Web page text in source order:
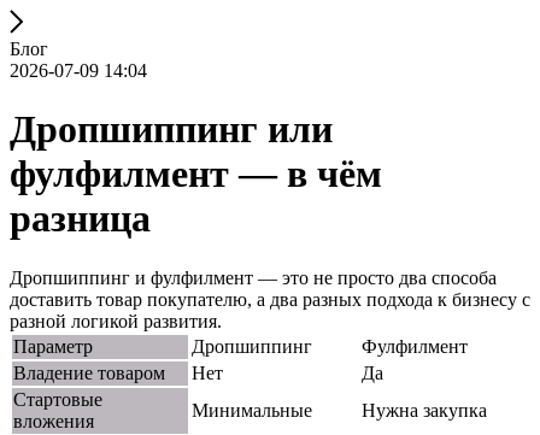
Блог
2026-07-09 14:04
Дропшиппинг или
фулфилмент — в чём
разница
Дропшиппинг и фулфилмент — это не просто два способа
доставить товар покупателю, а два разных подхода к бизнесу с
разной логикой развития.
Параметр
Дропшиппинг
Фулфилмент
Владение товаром
Нет
Да
Стартовые
вложения
Минимальные
Нужна закупка